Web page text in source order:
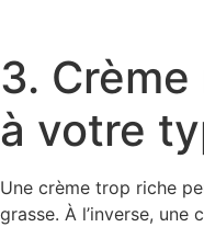
3.
à votre
Une crème trop riche
grasse. À l’inverse,